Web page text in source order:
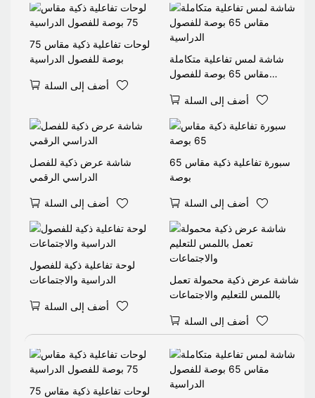
لوحات تفاعلية ذكية مقاس 75
بوصة للفصول الدراسية
أضف إلى السلة
شاشة لمس تفاعلية متكاملة
مقاس 65 بوصة للفصول
أضف إلى السلة
شاشة عرض ذكية للفصل
الدراسي الرقمي
أضف إلى السلة
سبورة تفاعلية ذكية مقاس 65
بوصة
أضف إلى السلة
لوحة تفاعلية ذكية للفصول
الدراسية والاجتماعات
أضف إلى السلة
شاشة عرض ذكية محمولة تعمل
باللمس للتعليم والاجتماعات
أضف إلى السلة
لوحات تفاعلية ذكية مقاس 75